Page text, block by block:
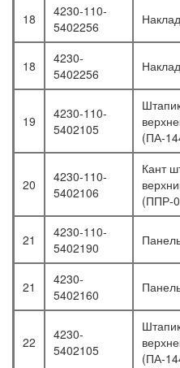
18
4230-110-
5402256
18
4230-
5402256
19
4230-110-
5402105
(ПА-
20
4230-110-
5402106
Кант
(ППР-
21
4230-110-
5402190
21
4230-
5402160
22
4230-
5402105
(ПА-